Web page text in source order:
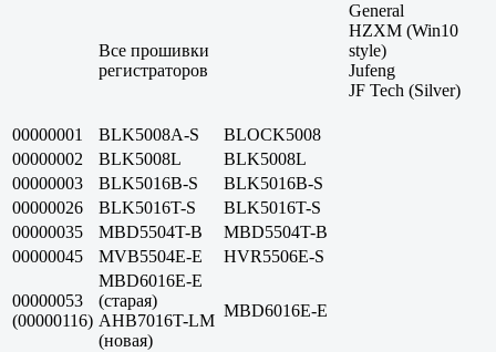
Все прошивки
регистраторов
General
HZXM (Win10
style)
Jufeng
JF Tech (Silver)
00000001 BLK5008A-S
BLOCK5008
00000002
BLK5008L
BLK5008L
00000003
BLK5016B-S
BLK5016B-S
00000026
BLK5016T-S
BLK5016T-S
00000035
MBD5504T-B
MBD5504T-B
00000045
MVB5504E-E HVR5506E-S
00000053
(00000116)
MBD6016E-E
(старая)
AHB7016T-LM
(новая)
MBD6016E-E